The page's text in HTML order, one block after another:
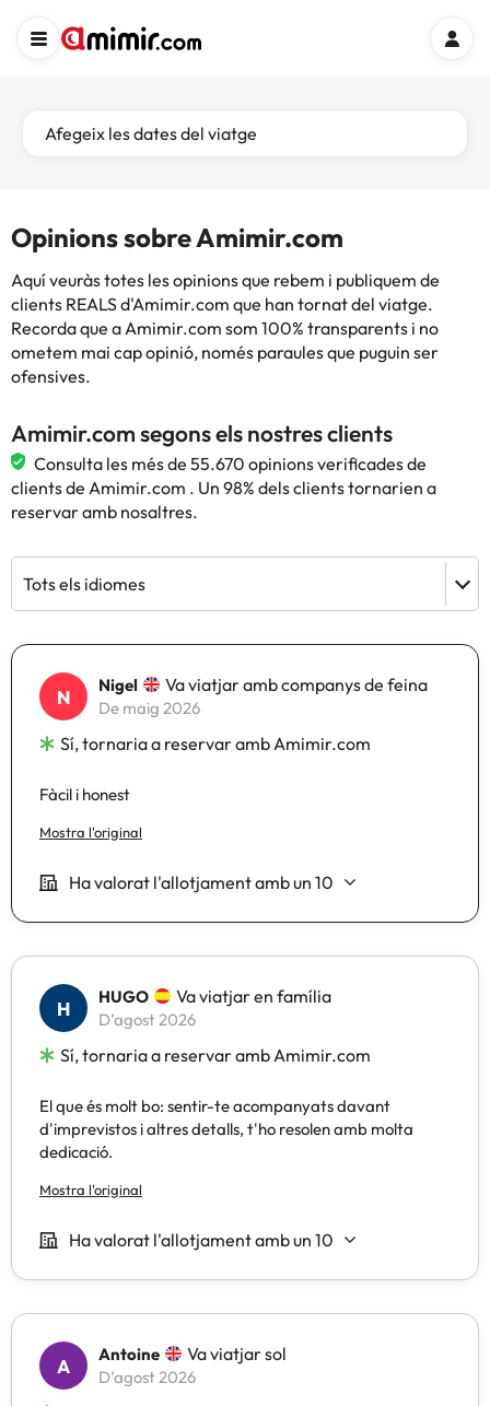
Afegeix les dates del viatge
Opinions sobre Amimir.com
Aquí veuràs totes les opinions que rebem i publiquem de
clients REALS d'Amimir.com que han tornat del viatge.
Recorda que a Amimir.com som 100% transparents i no
ometem mai cap opinió, només paraules que puguin ser
ofensives.
Amimir.com segons els nostres clients
Consulta les més de 55.670 opinions verificades de
clients de Amimir.com . Un 98% dels clients tornarien a
reservar amb nosaltres.